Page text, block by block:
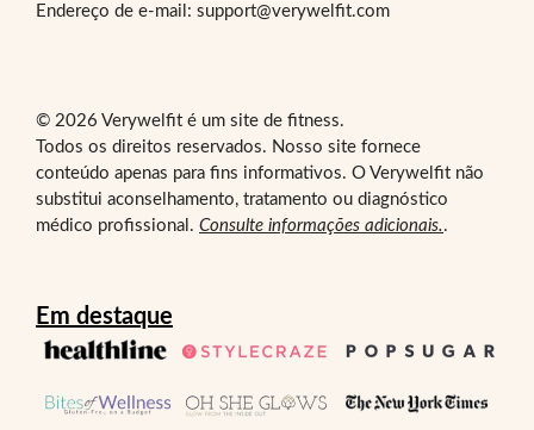
Endereço de e-mail: support@verywelfit.com
© 2026 Verywelfit é um site de fitness.
Todos os direitos reservados. Nosso site fornece
conteúdo apenas para fins informativos. O Verywelfit não
substitui aconselhamento, tratamento ou diagnóstico
médico profissional. Consulte informações adicionais. .
Em destaque